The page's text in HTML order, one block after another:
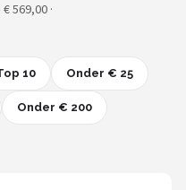
569,00 ·
10 Onder € 25
Onder € 200